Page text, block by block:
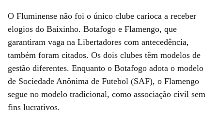
O Fluminense não foi o único clube carioca a receber
elogios do Baixinho. Botafogo e Flamengo, que
garantiram vaga na Libertadores com antecedência,
também foram citados. Os dois clubes têm modelos de
gestão diferentes. Enquanto o Botafogo adota o modelo
de Sociedade Anônima de Futebol (SAF), o Flamengo
segue no modelo tradicional, como associação civil sem
fins lucrativos.